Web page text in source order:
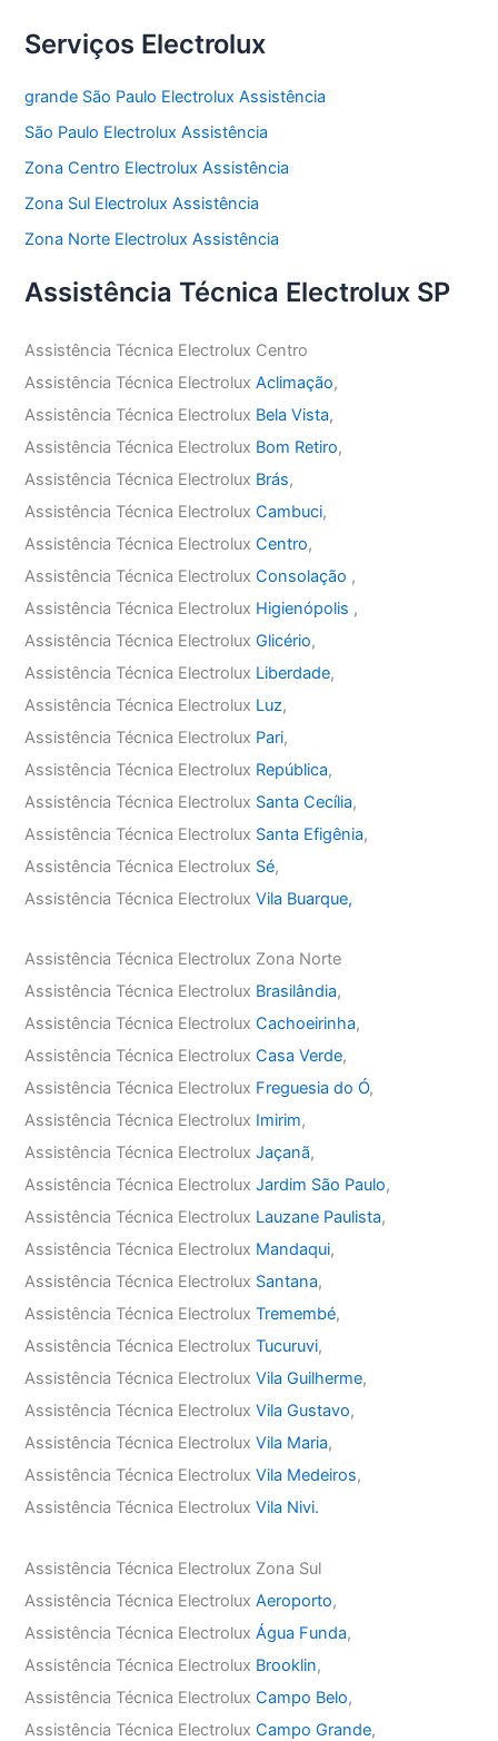
Serviços Electrolux
grande São Paulo Electrolux Assistência
São Paulo Electrolux Assistência
Zona Centro Electrolux Assistência
Zona Sul Electrolux Assistência
Zona Norte Electrolux Assistência
Assistência Técnica Electrolux SP
Assistência Técnica Electrolux Centro
Assistência Técnica ElectroluxAclimação,
Assistência Técnica Electrolux Bela Vista,
Assistência Técnica Electrolux Bom Retiro,
Assistência Técnica Electrolux Brás,
Assistência Técnica ElectroluxCambuci,
Assistência Técnica ElectroluxCentro,
Assistência Técnica ElectroluxConsolação ,
Assistência Técnica Electrolux Higienópolis ,
Assistência Técnica ElectroluxGlicério,
Assistência Técnica Electrolux Liberdade,
Assistência Técnica Electrolux Luz,
Assistência Técnica Electrolux Pari,
Assistência Técnica Electrolux República,
Assistência Técnica Electrolux Santa Cecília,
Assistência Técnica Electrolux Santa Efigênia,
Assistência Técnica Electrolux Sé,
Assistência Técnica ElectroluxVila Buarque,
Assistência Técnica Electrolux Zona Norte
Assistência Técnica Electrolux Brasilândia,
Assistência Técnica ElectroluxCachoeirinha,
Assistência Técnica ElectroluxCasa Verde,
Assistência Técnica Electrolux Freguesia do Ó,
Assistência Técnica Electrolux Imirim,
Assistência Técnica ElectroluxJaçanã,
Assistência Técnica ElectroluxJardim São Paulo,
Assistência Técnica Electrolux Lauzane Paulista,
Assistência Técnica Electrolux Mandaqui,
Assistência Técnica Electrolux Santana,
Assistência Técnica ElectroluxTremembé,
Assistência Técnica ElectroluxTucuruvi,
Assistência Técnica ElectroluxVila Guilherme,
Assistência Técnica ElectroluxVila Gustavo,
Assistência Técnica ElectroluxVila Maria,
Assistência Técnica ElectroluxVila Medeiros,
Assistência Técnica ElectroluxVila Nivi.
Assistência Técnica Electrolux Zona Sul
Assistência Técnica ElectroluxAeroporto,
Assistência Técnica ElectroluxÁgua Funda,
Assistência Técnica Electrolux Brooklin,
Assistência Técnica ElectroluxCampo Belo,
Assistência Técnica ElectroluxCampo Grande,